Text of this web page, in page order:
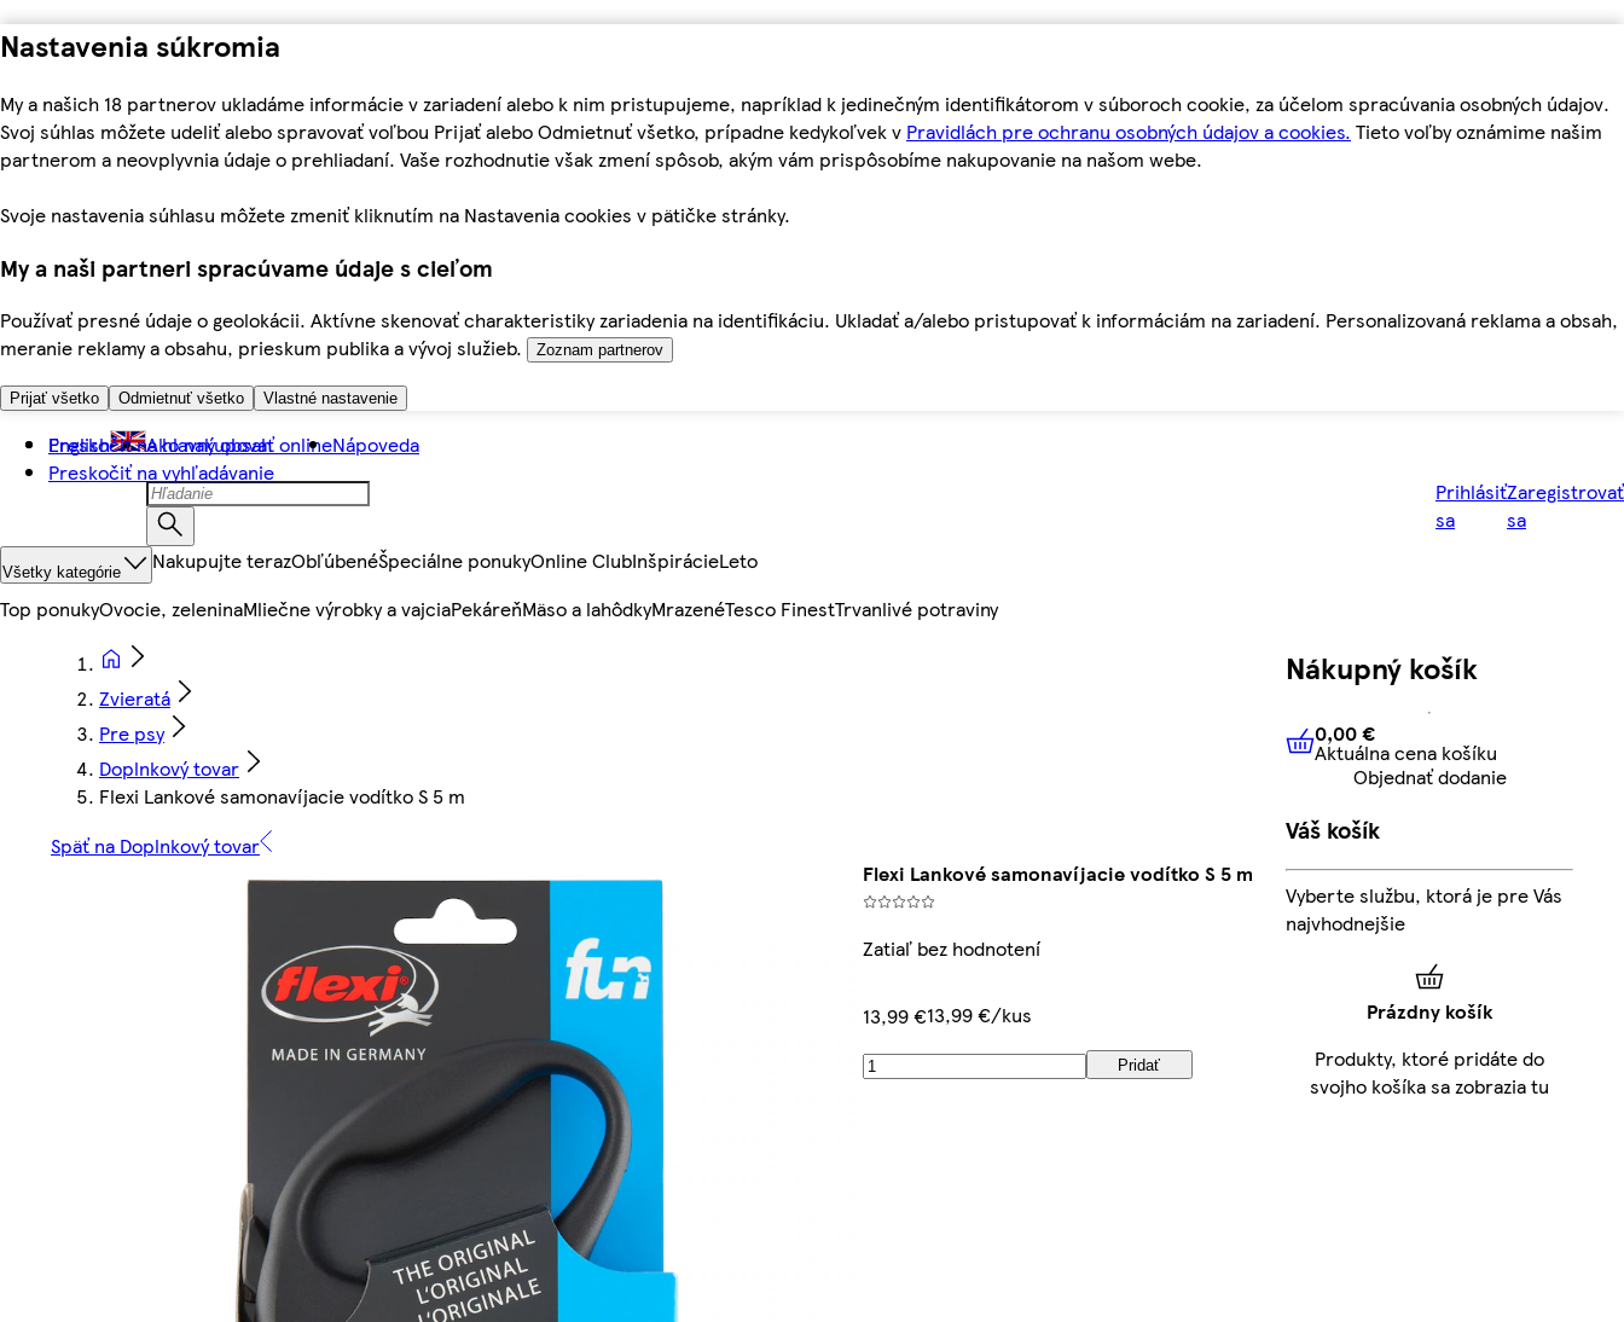
Nastavenia súkromia
My a našich 18 partnerov ukladáme informácie v zariadení alebo k nim pristupujeme, napríklad k jedinečným identifikátorom v súboroch cookie, za účelom spracúvania osobných údajov.
Svoj súhlas môžete udeliť alebo spravovať voľbou Prijať alebo Odmietnuť všetko, prípadne kedykoľvek v Pravidlách pre ochranu osobných údajov a cookies. Tieto voľby oznámime našim
partnerom a neovplyvnia údaje o prehliadaní. Vaše rozhodnutie však zmení spôsob, akým vám prispôsobíme nakupovanie na našom webe.
Svoje nastavenia súhlasu môžete zmeniť kliknutím na Nastavenia cookies v pätičke stránky.
My a naši partneri spracúvame údaje s cieľom
Používať presné údaje o geolokácii. Aktívne skenovať charakteristiky zariadenia na identifikáciu. Ukladať a/alebo pristupovať k informáciám na zariadení. Personalizovaná reklama a obsah,
meranie reklamy a obsahu, prieskum publika a vývoj služieb.
Zoznam partnerov
Prijať všetko Odmietnuť všetko Vlastné nastavenie
Preskočiť na hlavný obsah
Preskočiť na vyhľadávanie
English Ako nakupovať onlineNápoveda
Prihlásiť
sa
Zaregistrovať
sa
Všetky kategórie Nakupujte terazObľúbenéŠpeciálne ponukyOnline ClubInšpirácieLeto
Top ponukyOvocie, zeleninaMliečne výrobky a vajciaPekáreňMäso a lahôdkyMrazenéTesco FinestTrvanlivé potraviny
Zvieratá
Pre psy
Doplnkový tovar
Flexi Lankové samonavíjacie vodítko S 5 m
Späť na Doplnkový tovar
Flexi Lankové samonavíjacie vodítko S 5 m
Zatiaľ bez hodnotení
13,99 €13,99 €/kus
Pridať
Nákupný košík
0,00 € Aktuálna cena košíku
0,00 €
Aktuálna cena košíku
Objednať dodanie
Váš košík
Vyberte službu, ktorá je pre Vás
najvhodnejšie
Prázdny košík
Produkty, ktoré pridáte do
svojho košíka sa zobrazia tu